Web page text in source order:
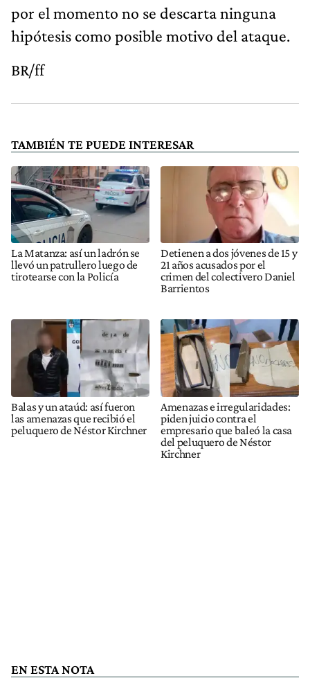
por el momento no se descarta ninguna
hipótesis como posible motivo del ataque.
BR/ff
TAMBIÉN TE PUEDE INTERESAR
La Matanza: así un ladrón se
llevó un patrullero luego de
tirotearse con la Policía
Detienen a dos jóvenes de 15 y
21 años acusados por el
crimen del colectivero Daniel
Barrientos
Balas y un ataúd: así fueron
las amenazas que recibió el
peluquero de Néstor Kirchner
Amenazas e irregularidades:
piden juicio contra el
empresario que baleó la casa
del peluquero de Néstor
Kirchner
EN ESTA NOTA